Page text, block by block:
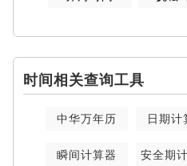
时间相关查询工具
中华万年历 日期计
瞬间计算器 安全期